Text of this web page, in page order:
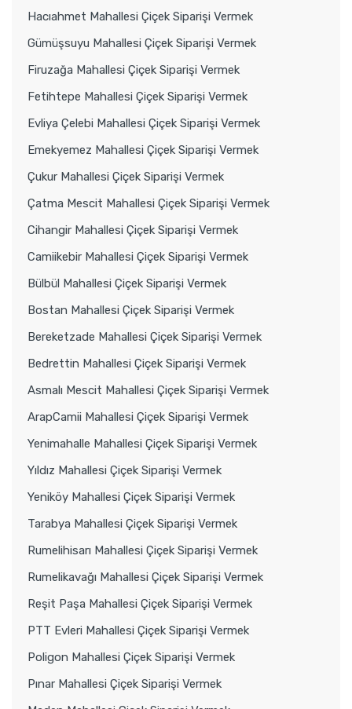
Hacıahmet Mahallesi Çiçek Siparişi Vermek
Gümüşsuyu Mahallesi Çiçek Siparişi Vermek
Firuzağa Mahallesi Çiçek Siparişi Vermek
Fetihtepe Mahallesi Çiçek Siparişi Vermek
Evliya Çelebi Mahallesi Çiçek Siparişi Vermek
Emekyemez Mahallesi Çiçek Siparişi Vermek
Çukur Mahallesi Çiçek Siparişi Vermek
Çatma Mescit Mahallesi Çiçek Siparişi Vermek
Cihangir Mahallesi Çiçek Siparişi Vermek
Camiikebir Mahallesi Çiçek Siparişi Vermek
Bülbül Mahallesi Çiçek Siparişi Vermek
Bostan Mahallesi Çiçek Siparişi Vermek
Bereketzade Mahallesi Çiçek Siparişi Vermek
Bedrettin Mahallesi Çiçek Siparişi Vermek
Asmalı Mescit Mahallesi Çiçek Siparişi Vermek
ArapCamii Mahallesi Çiçek Siparişi Vermek
Yenimahalle Mahallesi Çiçek Siparişi Vermek
Yıldız Mahallesi Çiçek Siparişi Vermek
Yeniköy Mahallesi Çiçek Siparişi Vermek
Tarabya Mahallesi Çiçek Siparişi Vermek
Rumelihisarı Mahallesi Çiçek Siparişi Vermek
Rumelikavağı Mahallesi Çiçek Siparişi Vermek
Reşit Paşa Mahallesi Çiçek Siparişi Vermek
PTT Evleri Mahallesi Çiçek Siparişi Vermek
Poligon Mahallesi Çiçek Siparişi Vermek
Pınar Mahallesi Çiçek Siparişi Vermek